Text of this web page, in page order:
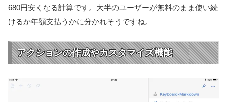
680円安くなる計算です。大半のユーザーが無料のまま使い続
けるか年額支払うかに分かれそうですね。
アクションの作成やカスタマイズ機能